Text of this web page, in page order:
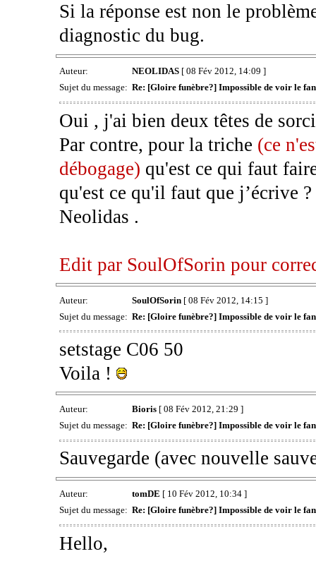
Si la réponse est non le
diagnostic du bug.
Auteur: NEOLIDAS[ 08 Fév 2012, 14:09 ]
Sujet du message: Re: [Gloire funèbre?] Impossible de voir le
Oui , j'ai bien deux têtes de
Par contre, pour la triche (ce
débogage) qu'est ce qui faut
qu'est ce qu'il faut que j’écrive ?
Neolidas .
Edit par SoulOfSorin pour
Auteur: SoulOfSorin[ 08 Fév 2012, 14:15 ]
Sujet du message: Re: [Gloire funèbre?] Impossible de voir le
setstage C06 50
Voila !
Auteur: Bioris[ 08 Fév 2012, 21:29 ]
Sujet du message: Re: [Gloire funèbre?] Impossible de voir le
Sauvegarde (avec nouvelle
Auteur: tomDE [ 10 Fév 2012, 10:34 ]
Sujet du message: Re: [Gloire funèbre?] Impossible de voir le
Hello,